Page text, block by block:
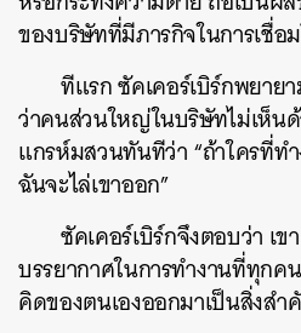
ของบริษัทที่มีภารกิจในการเชื่อ
ทีแรก ซัคเคอร์เบิร์กพยาย
ว่าคนส่วนใหญ่ในบริษัทไม่เห็
แกรห์มสวนทันทีว่า “ถ้าใครที่
ฉันจะไล่เขาออก”
ซัคเคอร์เบิร์กจึงตอบว่า เข
บรรยากาศในการทำงานที่ทุกค
คิดของตนเองออกมาเป็นสิ่งส